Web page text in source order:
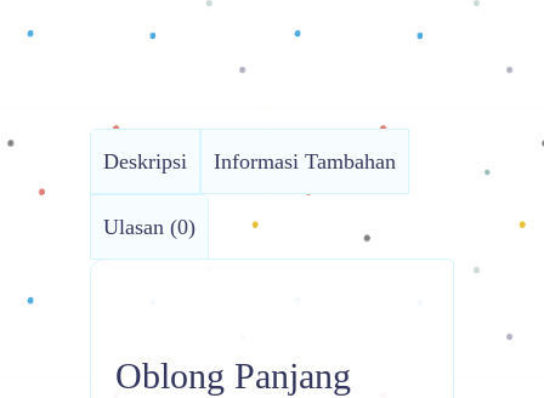
Deskripsi Informasi Tambahan
Ulasan (0)
Oblong Panjang